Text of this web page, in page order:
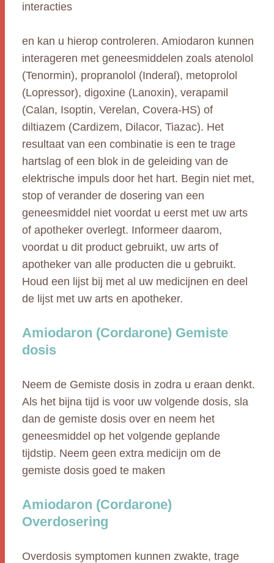
interacties
en kan u hierop controleren. Amiodaron kunnen
interageren met geneesmiddelen zoals atenolol
(Tenormin), propranolol (Inderal), metoprolol
(Lopressor), digoxine (Lanoxin), verapamil
(Calan, Isoptin, Verelan, Covera-HS) of
diltiazem (Cardizem, Dilacor, Tiazac). Het
resultaat van een combinatie is een te trage
hartslag of een blok in de geleiding van de
elektrische impuls door het hart. Begin niet met,
stop of verander de dosering van een
geneesmiddel niet voordat u eerst met uw arts
of apotheker overlegt. Informeer daarom,
voordat u dit product gebruikt, uw arts of
apotheker van alle producten die u gebruikt.
Houd een lijst bij met al uw medicijnen en deel
de lijst met uw arts en apotheker.
Amiodaron (Cordarone) Gemiste
dosis
Neem de Gemiste dosis in zodra u eraan denkt.
Als het bijna tijd is voor uw volgende dosis, sla
dan de gemiste dosis over en neem het
geneesmiddel op het volgende geplande
tijdstip. Neem geen extra medicijn om de
gemiste dosis goed te maken
Amiodaron (Cordarone)
Overdosering
Overdosis symptomen kunnen zwakte, trage